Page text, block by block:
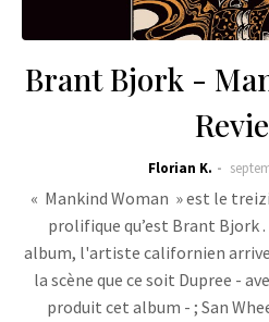
Brant Bjork -
Florian K.
« Mankind Woman » est le
prolifique qu’est Brant Bjork
album, l'artiste californien
la scène que ce soit Dupree -
produit cet album - ; San